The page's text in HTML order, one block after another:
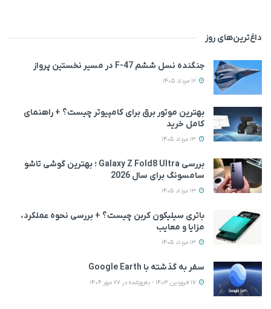
داغ‌ترین‌های روز
جنگنده نسل ششم F-47 در مسیر نخستین پرواز
بهترین موتور برق برای کامپیوتر چیست؟ + راهنمای
کامل خرید
بررسی Galaxy Z Fold8 Ultra ؛ بهترین گوشی تاشو
سامسونگ برای سال 2026
باتری سیلیکون کربن چیست؟ + بررسی نحوه عملکرد،
مزایا و معایب
سفر به گذشته با Google Earth